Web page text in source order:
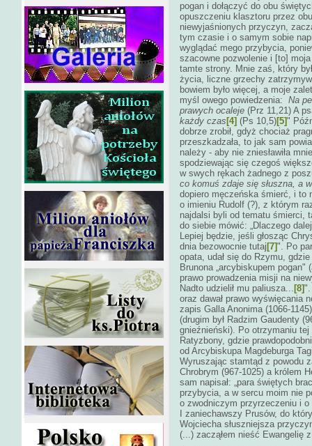
pogan i dołączyć do obu
opuszczeniu klasztoru przez
niewyjaśnionych przyczyn,
tym czasie i o samym sobie
wyglądać mego przybycia,
szacowne pozwolenie i [to]
tamte strony. Mnie zaś, który
życia, liczne grzechy
bowiem było więcej, a moje
myśl owego powiedzenia: Na
prawych ocaleje (Prz 11,21) A
każdy czas [4] (Ps 10,5)[5]"
dobrze zrobił, gdyż chociaż
przeszkadzała, to jak sam
należy - aby nie zniesławiła
spodziewając się czegoś
w swych rękach żadnego z
co komuś zdaje się słuszna, a
dopiero męczeńska śmierć, i to
o imieniu Rudolf (?), z którym
najdalsi byli od tematu śmierci,
do siebie mówić: „Dlaczego
Lepiej będzie, jeśli głosząc
dnia bezowocnie tutaj [7]". Po
opata, udał się do Rzymu,
Brunona „arcybiskupem
prawo prowadzenia misji na
Nadto udzielił mu paliusza... [8]".
oraz dawał prawo wyświęcania
zapis Galla Anonima (1066-
(drugim był Radzim Gaudenty
gnieźnieński). Po otrzymaniu tej
Ratyzbony, gdzie
od Arcybiskupa Magdeburga
Wyruszając stamtąd z powodu
Chrobrym (967-1025) a królem
sam napisał: „para świętych
przybycia, a w sercu moim nie
o zwodniczym przyrzeczeniu i
I zaniechawszy Prusów, do
Wojciecha słuszniejsza
(...) zacząłem nieść Ewangelię